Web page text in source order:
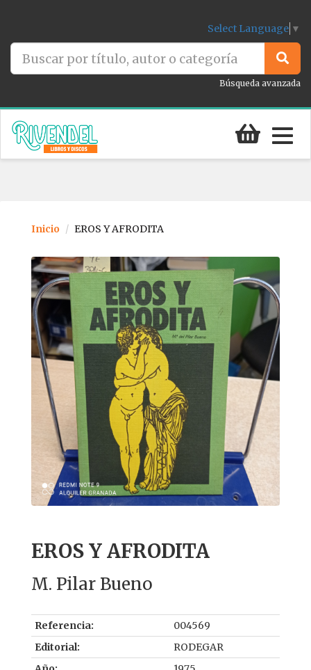
Select Language ▼
Búsqueda avanzada
Inicio EROS Y AFRODITA
EROS Y AFRODITA
M. Pilar Bueno
Referencia:
004569
Editorial:
RODEGAR